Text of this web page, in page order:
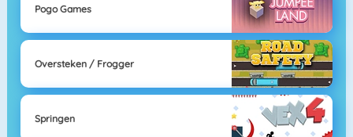
Pogo Games
Oversteken / Frogger
Springen